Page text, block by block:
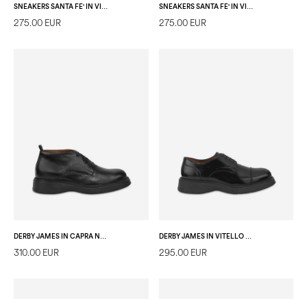
275.00 EUR 275.00 EUR
DERBY JAMES IN CAPRA NERO
310.00 EUR
DERBY JAMES IN VITELLO NERO
295.00 EUR